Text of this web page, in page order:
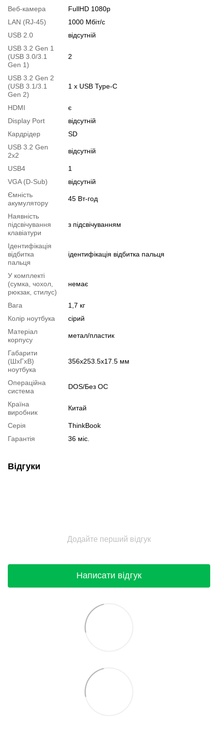
Веб-камера
FullHD 1080p
LAN (RJ-45)
1000 Мбіт/с
USB 2.0
відсутній
USB 3.2 Gen 1
(USB 3.0/3.1
Gen 1)
2
USB 3.2 Gen 2
(USB 3.1/3.1
Gen 2)
1 х USB Type-C
HDMI
є
Display Port
відсутній
Кардрідер
SD
USB 3.2 Gen
2x2
відсутній
USB4
1
VGA (D-Sub)
відсутній
Ємність
акумулятору
45 Вт-год
Наявність
підсвічування
клавіатури
з підсвічуванням
Ідентифікація
відбитка
пальця
ідентифікація відбитка пальця
У комплекті
(сумка, чохол,
рюкзак, стилус)
немає
Вага
1,7 кг
Колір ноутбука
сірий
Матеріал
корпусу
метал/пластик
Габарити
(ШхГхВ)
ноутбука
356х253.5х17.5 мм
Операційна
система
DOS/Без ОС
Країна
виробник
Китай
Серія
ThinkBook
Гарантія
36 міс.
Відгуки
Додайте перший відгук
Написати відгук